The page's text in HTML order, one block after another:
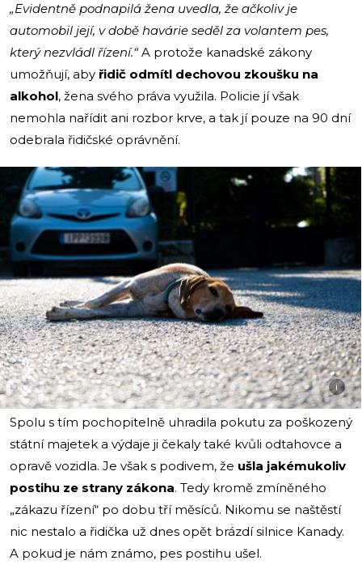
„Evidentně podnapilá žena uvedla, že ačkoliv je
automobil její, v době havárie seděl za volantem pes,
který nezvládl řízení.“A protože kanadské zákony
umožňují, aby řidič odmítl dechovou zkoušku na
alkohol, žena svého práva využila. Policie jí však
nemohla nařídit ani rozbor krve, a tak jí pouze na 90 dní
odebrala řidičské oprávnění.
i
Spolu s tím pochopitelně uhradila pokutu za poškozený
státní majetek a výdaje ji čekaly také kvůli odtahovce a
opravě vozidla. Je však s podivem, že ušla jakémukoliv
postihu ze strany zákona. Tedy kromě zmíněného
„zákazu řízení“ po dobu tří měsíců. Nikomu se naštěstí
nic nestalo a řidička už dnes opět brázdí silnice Kanady.
A pokud je nám známo, pes postihu ušel.